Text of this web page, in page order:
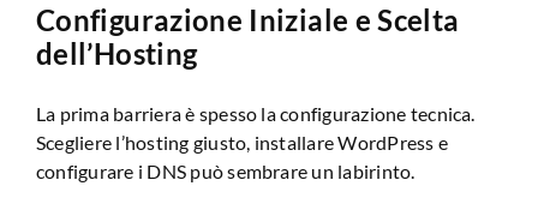
Configurazione Iniziale e Scelta
dell’Hosting
La prima barriera è spesso la configurazione tecnica.
Scegliere l’hosting giusto, installare WordPress e
configurare i DNS può sembrare un labirinto.